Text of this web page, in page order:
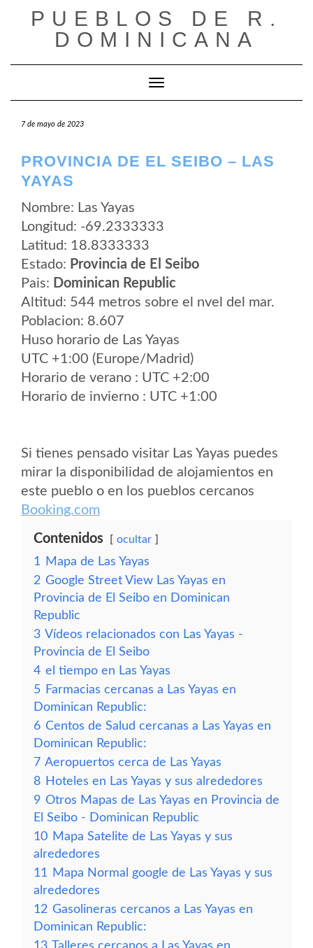
PUEBLOS DE R.
DOMINICANA
Cambiar modo de navegación
7 de mayo de 2023
PROVINCIA DE EL SEIBO – LAS
YAYAS
Nombre: Las Yayas
Longitud: -69.2333333
Latitud: 18.8333333
Estado: Provincia de El Seibo
Pais: Dominican Republic
Altitud: 544 metros sobre el nvel del mar.
Poblacion: 8.607
Huso horario de Las Yayas
UTC +1:00 (Europe/Madrid)
Horario de verano : UTC +2:00
Horario de invierno : UTC +1:00
Si tienes pensado visitar Las Yayas puedes
mirar la disponibilidad de alojamientos en
este pueblo o en los pueblos cercanos
Booking.com
Contenidos ocultar
1
Mapa de Las Yayas
2 Google Street View Las Yayas en
Provincia de El Seibo en Dominican
Republic
3 Vídeos relacionados con Las Yayas -
Provincia de El Seibo
4 el tiempo en Las Yayas
5 Farmacias cercanas a Las Yayas en
Dominican Republic:
6 Centos de Salud cercanas a Las Yayas en
Dominican Republic:
7 Aeropuertos cerca de Las Yayas
8 Hoteles en Las Yayas y sus alrededores
9 Otros Mapas de Las Yayas en Provincia de
El Seibo - Dominican Republic
10 Mapa Satelite de Las Yayas y sus
alrededores
11
Mapa Normal google de Las Yayas y sus
alrededores
12 Gasolineras cercanos a Las Yayas en
Dominican Republic:
13 Talleres cercanos a Las Yayas en